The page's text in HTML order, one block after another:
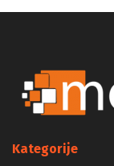
Kategorije